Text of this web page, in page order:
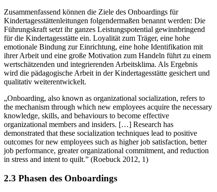
Zusammenfassend können die Ziele des Onboardings für
Kindertagesstättenleitungen folgendermaßen benannt werden: Die
Führungskraft setzt ihr ganzes Leistungspotential gewinnbringend
für die Kindertagesstätte ein. Loyalität zum Träger, eine hohe
emotionale Bindung zur Einrichtung, eine hohe Identifikation mit
ihrer Arbeit und eine große Motivation zum Handeln führt zu einem
wertschätzenden und integrierenden Arbeitsklima. Als Ergebnis
wird die pädagogische Arbeit in der Kindertagesstätte gesichert und
qualitativ weiterentwickelt.
„Onboarding, also known as organizational socialization, refers to
the mechanism through which new employees acquire the necessary
knowledge, skills, and behaviours to become effective
organizational members and insiders. […] Research has
demonstrated that these socialization techniques lead to positive
outcomes for new employees such as higher job satisfaction, better
job performance, greater organizational commitment, and reduction
in stress and intent to quilt.” (Roebuck 2012, 1)
2.3 Phasen des Onboardings